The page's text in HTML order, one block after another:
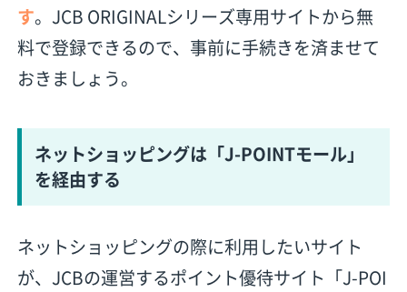
す。 JCB ORIGINALシリーズ専用サイトから無
料で登録できるので、事前に手続きを済ませて
おきましょう。
ネットショッピングは「J-POINTモール」
を経由する
ネットショッピングの際に利用したいサイト
が、JCBの運営するポイント優待サイト「J-POI